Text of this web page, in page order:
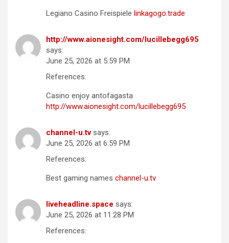
Legiano Casino Freispiele linkagogo.trade
http://www.aionesight.com/lucillebegg695
says:
June 25, 2026 at 5:59 PM
References:
Casino enjoy antofagasta
http://www.aionesight.com/lucillebegg695
channel-u.tv says:
June 25, 2026 at 6:59 PM
References:
Best gaming names channel-u.tv
liveheadline.space says:
June 25, 2026 at 11:28 PM
References: